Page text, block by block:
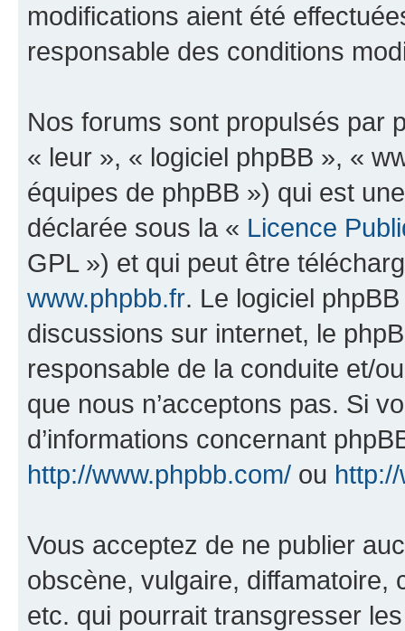
modifications aient été
responsable des conditions
Nos forums sont propulsés par
« leur », « logiciel phpBB », «
équipes de phpBB ») qui est
déclarée sous la « Licence
GPL ») et qui peut être
www.phpbb.fr. Le logiciel
discussions sur internet, le
responsable de la conduite et/
que nous n’acceptons pas. Si
d’informations concernant
http://www.phpbb.com/ ou
Vous acceptez de ne publier
obscène, vulgaire, diffamatoire,
etc. qui pourrait transgresser